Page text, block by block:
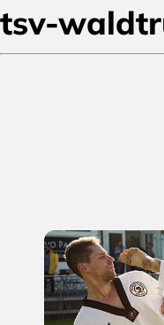
tsv-